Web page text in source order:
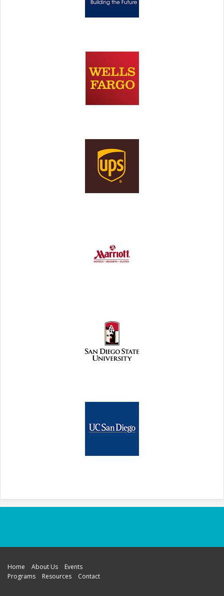
Home About Us
Events
Programs
Resources Contact